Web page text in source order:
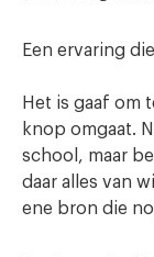
Een ervaring
Het is gaaf om
knop omgaat.
school, maar
daar alles van
ene bron die